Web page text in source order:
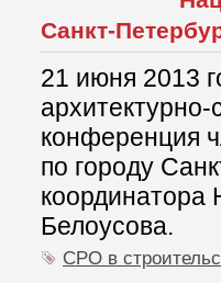
Санкт-
21 июня 2013
конференция
по городу
Белоусова.
СРО в